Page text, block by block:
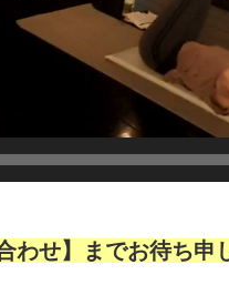
わせ】までお待ち申